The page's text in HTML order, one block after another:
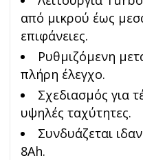
από μικρού έως
επιφάνειες.
Ρυθμιζόμενη
πλήρη έλεγχο.
Σχεδιασμός για
υψηλές ταχύτητες.
Συνδυάζεται
8Ah.